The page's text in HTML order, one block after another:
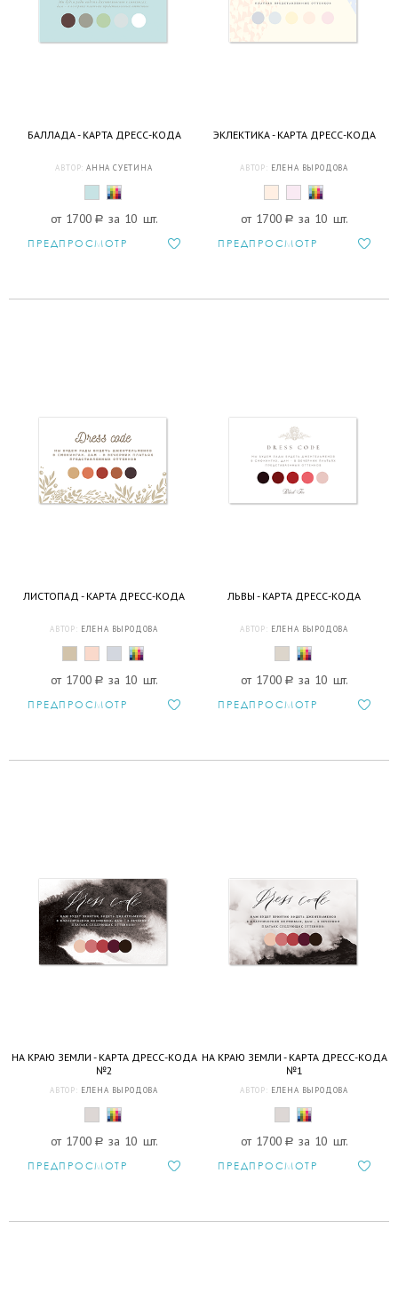
БАЛЛАДА - КАРТА ДРЕСС-КОДА
АВТОР: АННА СУЕТИНА
от 1700 a за 10 шт.
ПРЕДПРОСМОТР
ЭКЛЕКТИКА - КАРТА ДРЕСС-КОДА
АВТОР: ЕЛЕНА ВЫРОДОВА
от 1700 a за 10 шт.
ПРЕДПРОСМОТР
ЛИСТОПАД - КАРТА ДРЕСС-КОДА
АВТОР: ЕЛЕНА ВЫРОДОВА
от 1700 a за 10 шт.
ПРЕДПРОСМОТР
ЛЬВЫ - КАРТА ДРЕСС-КОДА
АВТОР: ЕЛЕНА ВЫРОДОВА
от 1700 a за 10 шт.
ПРЕДПРОСМОТР
НА КРАЮ ЗЕМЛИ - КАРТА ДРЕСС-КОДА
№2
АВТОР: ЕЛЕНА ВЫРОДОВА
от 1700 a за 10 шт.
ПРЕДПРОСМОТР
НА КРАЮ ЗЕМЛИ - КАРТА ДРЕСС-КОДА
№1
АВТОР: ЕЛЕНА ВЫРОДОВА
от 1700 a за 10 шт.
ПРЕДПРОСМОТР